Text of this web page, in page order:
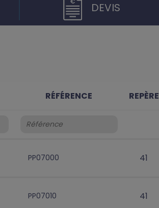
DEVIS
RÉFÉRENCE REPÈRE
PP07000 41
PP07010 41